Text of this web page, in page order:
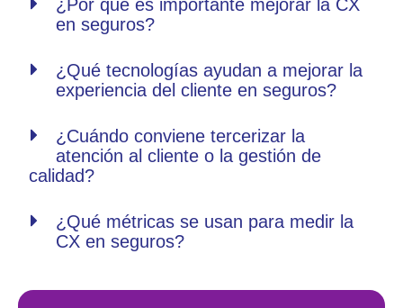
¿Por qué es importante mejorar la CX
en seguros?
¿Qué tecnologías ayudan a mejorar la
experiencia del cliente en seguros?
¿Cuándo conviene tercerizar la
atención al cliente o la gestión de
calidad?
¿Qué métricas se usan para medir la
CX en seguros?